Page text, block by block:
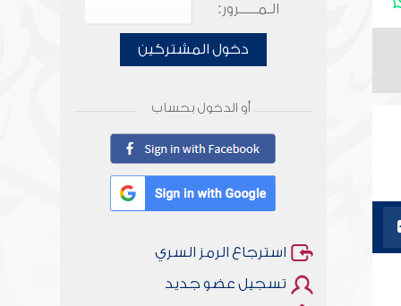
الـمـــــرور:
دخول المشتركين
أو الدخول بحساب
استرجاع الرمز السري
تسجيل عضو جديد